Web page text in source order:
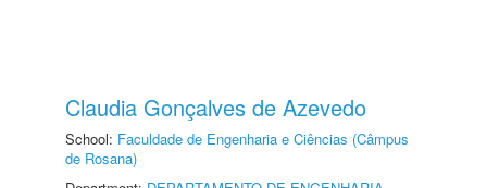
Claudia Gonçalves de Azevedo
School: Faculdade de Engenharia e Ciências (Câmpus
de Rosana)